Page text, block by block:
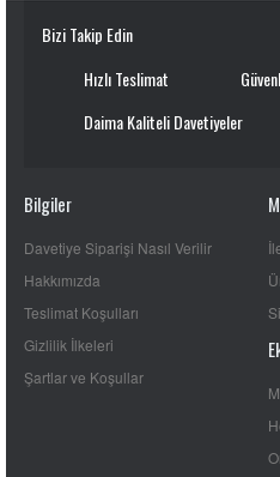
Bizi Takip Edin
Hızlı Teslimat
Daima Kaliteli Davetiyeler
Bilgiler
Davetiye Siparişi Nasıl Verilir
Hakkımızda
Teslimat Koşulları
Gizlilik İlkeleri
Şartlar ve Koşullar